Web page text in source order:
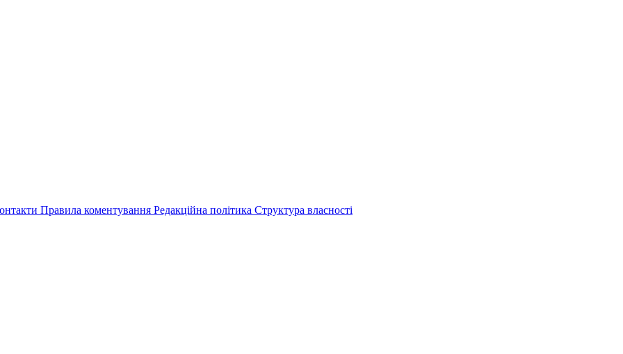
Правила коментування Редакційна політика Структура власності